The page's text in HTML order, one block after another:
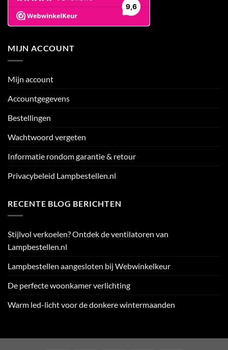
MIJN ACCOUNT
Mijn account
Accountgegevens
Bestellingen
Wachtwoord vergeten
Informatie rondom garantie & retour
Privacybeleid Lampbestellen.nl
RECENTE BLOG BERICHTEN
Stijlvol verkoelen? Ontdek de ventilatoren van
Lampbestellen.nl
Lampbestellen aangesloten bij Webwinkelkeur
De perfecte woonkamer verlichting
Warm led-licht voor de donkere wintermaanden